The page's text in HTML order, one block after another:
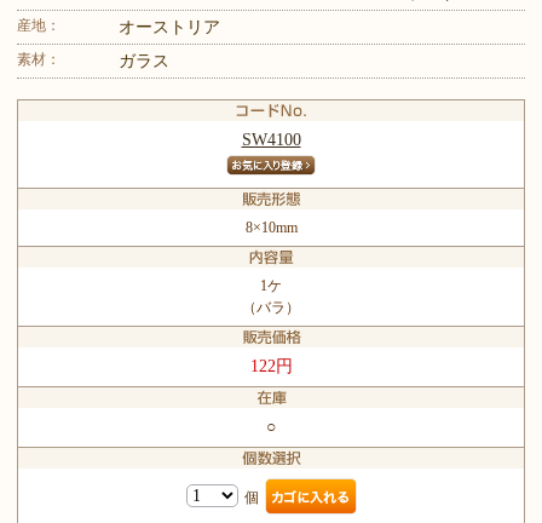
産地： オーストリア
素材： ガラス
SW4100
8×10mm
1ケ
（バラ）
122円
○
個